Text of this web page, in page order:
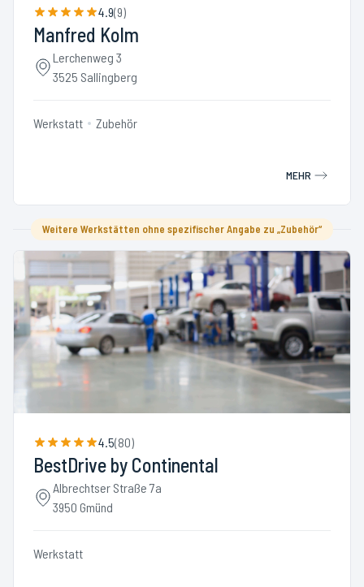
4.9(9)
Manfred Kolm
Lerchenweg 3
3525 Sallingberg
Werkstatt Zubehör
MEHR
Weitere Werkstätten ohne spezifischer Angabe zu „Zubehör“
4.5(80)
BestDrive by Continental
Albrechtser Straße 7a
3950 Gmünd
Werkstatt